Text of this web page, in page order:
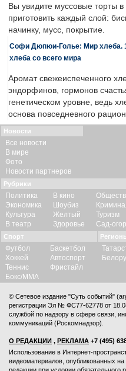
Вы увидите муссовые торты в
приготовить каждый слой:
начинку, мусс, покрытие.
Софи Дюпюи-Голье: Мир хлеба.
хлеба со всего мира
Аромат свежеиспеченного
эндорфинов, гормонов
генетическом уровне, ведь
основа повседневного
Новости
Все новости
В мире
Фото
Новости партнеров
Рубрики
Политика
Экономика
Культура
В театр
В кино
Шоубиз
Желтый
Здоровье
Туризм
Сад-
Спорт
Футбол
Хоккей
Теннис
Бокс/ММА
Баскетбол
Автоспорт
Фристайл
© Сетевое издание "Суть событий"
регистрации Эл № ФС77-62778 от
службой по надзору в сфере связи,
коммуникаций (Роскомнадзор).
О РЕДАКЦИИ , РЕКЛАМА +7 (495)
Использование в Интернет-
видеоматериалов, опубликованных на